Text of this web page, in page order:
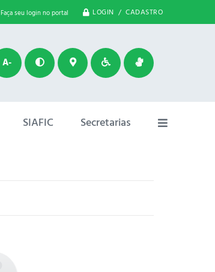
Faça seu login no portal LOGIN / CADASTRO
A-
SIAFIC Secretarias